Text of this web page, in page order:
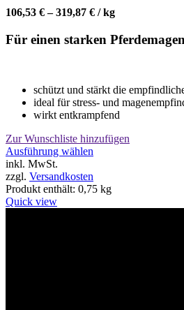
106,53 €–319,87 € /kg
Für einen starken Pferdemagen
schützt und stärkt die
ideal für stress- und
wirkt entkrampfend
Zur Wunschliste hinzufügen
Ausführung wählen
mehrere
inkl. MwSt.
zzgl. Versandkosten
Produkt enthält: 0,75 kg
Quick view